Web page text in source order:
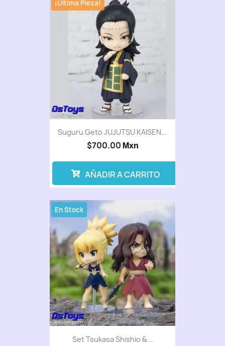
Suguru Geto JUJUTSU KAISEN...
$700.00 Mxn
¡Última Pieza!
AÑADIR A CARRITO
Set Tsukasa Shishio &...
En Stock